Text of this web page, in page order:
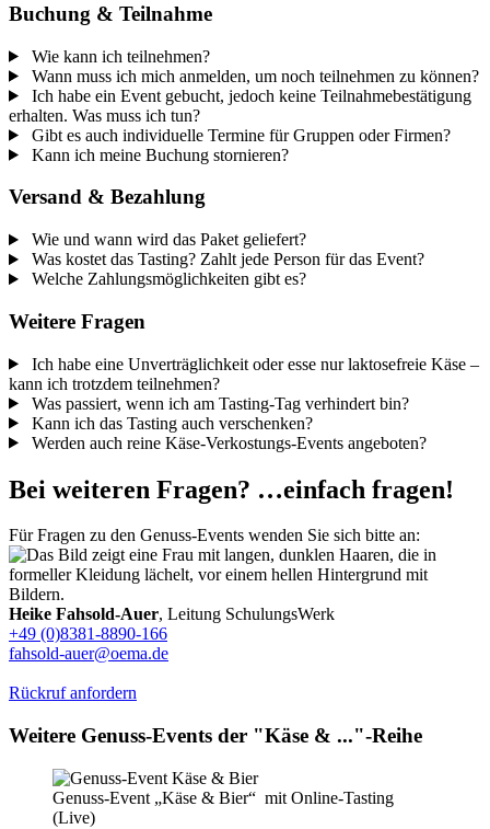
Buchung & Teilnahme
Wie kann ich teilnehmen?
Wann muss ich mich anmelden, um noch teilnehmen zu können?
Ich habe ein Event gebucht, jedoch keine Teilnahmebestätigung
erhalten. Was muss ich tun?
Gibt es auch individuelle Termine für Gruppen oder Firmen?
Kann ich meine Buchung stornieren?
Versand & Bezahlung
Wie und wann wird das Paket geliefert?
Was kostet das Tasting? Zahlt jede Person für das Event?
Welche Zahlungsmöglichkeiten gibt es?
Weitere Fragen
Ich habe eine Unverträglichkeit oder esse nur laktosefreie Käse –
kann ich trotzdem teilnehmen?
Was passiert, wenn ich am Tasting-Tag verhindert bin?
Kann ich das Tasting auch verschenken?
Werden auch reine Käse-Verkostungs-Events angeboten?
Bei weiteren Fragen? …einfach fragen!
Für Fragen zu den Genuss-Events wenden Sie sich bitte an:
Heike Fahsold-Auer, Leitung SchulungsWerk
+49 (0)8381-8890-166
fahsold-auer@oema.de
Rückruf anfordern
Weitere Genuss-Events der "Käse & ..."-Reihe
Genuss-Event „Käse & Bier“ mit Online-Tasting
(Live)